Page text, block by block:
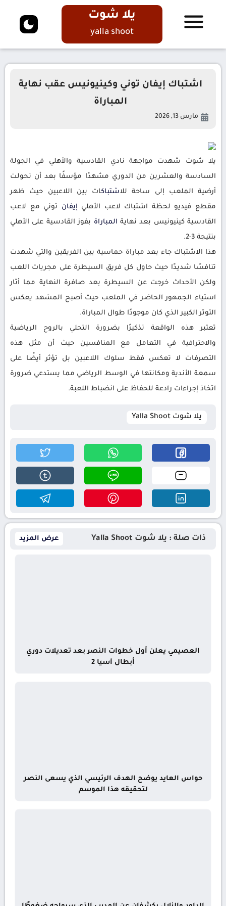
يلا شوت
yalla shoot
اشتباك إيفان توني وكينيونيس عقب نهاية
المباراة
مارس 13, 2026
يلا شوت شهدت مواجهة نادي القادسية والأهلي في الجولة
السادسة والعشرين من الدوري مشهدًا مؤسفًا بعد أن تحولت
أرضية الملعب إلى ساحة للاشتباكات بين اللاعبين حيث ظهر
مقطع فيديو لحظة اشتباك لاعب الأهلي إيفان توني مع لاعب
القادسية كينيونيس بعد نهاية المباراة بفوز القادسية على الأهلي
بنتيجة 3-2.
هذا الاشتباك جاء بعد مباراة حماسية بين الفريقين والتي شهدت
تنافسًا شديدًا حيث حاول كل فريق السيطرة على مجريات اللعب
ولكن الأحداث خرجت عن السيطرة بعد صافرة النهاية مما أثار
استياء الجمهور الحاضر في الملعب حيث أصبح المشهد يعكس
التوتر الكبير الذي كان موجودًا طوال المباراة.
تعتبر هذه الواقعة تذكيرًا بضرورة التحلي بالروح الرياضية
والاحترافية في التعامل مع المنافسين حيث أن مثل هذه
التصرفات لا تعكس فقط سلوك اللاعبين بل تؤثر أيضًا على
سمعة الأندية ومكانتها في الوسط الرياضي مما يستدعي ضرورة
اتخاذ إجراءات رادعة للحفاظ على انضباط اللعبة.
يلا شوت Yalla Shoot
ذات صلة : يلا شوت Yalla Shoot عرض المزيد
العصيمي يعلن أول خطوات النصر بعد تعديلات دوري
أبطال آسيا 2
حواس العايد يوضح الهدف الرئيسي الذي يسعى النصر
لتحقيقه هذا الموسم